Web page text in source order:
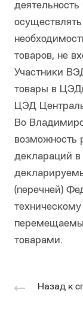
товаров, не
Участники
товары в
ЦЭД
Во
возможность
деклараций в
(перечней)
техническому
товарами.
Назад к